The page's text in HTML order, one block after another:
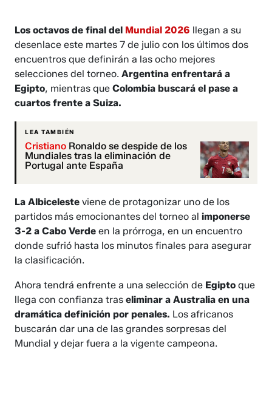
Los octavos de final del Mundial 2026 llegan a su
desenlace este martes 7 de julio con los últimos dos
encuentros que definirán a las ocho mejores
selecciones del torneo.Argentina enfrentará a
Egipto, mientras queColombia buscará el pase a
cuartos frente a Suiza.
LEA TAMBIÉN
Cristiano Ronaldo se despide de los
Mundiales tras la eliminación de
Portugal ante España
La Albiceleste viene de protagonizar uno de los
partidos más emocionantes del torneo alimponerse
3-2 a Cabo Verde en la prórroga, en un encuentro
donde sufrió hasta los minutos finales para asegurar
la clasificación.
Ahora tendrá enfrente a una selección de Egiptoque
llega con confianza traseliminar a Australia en una
dramática definición por penales. Los africanos
buscarán dar una de las grandes sorpresas del
Mundial y dejar fuera a la vigente campeona.